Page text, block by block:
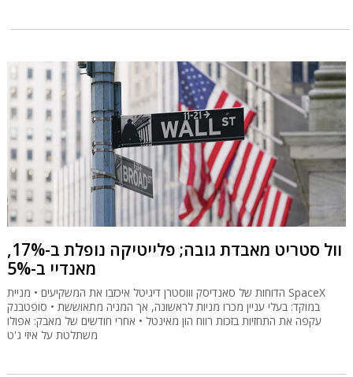
וול סטריט מאבדת גובה; פלייטיקה נופלת ב-17%,
מאנדיי ב-5%
הדוחות של סאנדיסק וווסטרן דיגיטל איכזבו את המשקיעים • מניית SpaceX
במוקד: בעלי עניין מכרו מניות לראשונה, אך המניה מתאוששת • סופטבנק
עקפה את התחזיות בזכות רווח הון מאינטל • אחרי חודשים של מאבק: אפולו
משתלטת על איזי ג'ט